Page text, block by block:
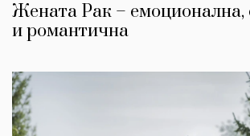
Жената Рак – емоционална,
и романтична